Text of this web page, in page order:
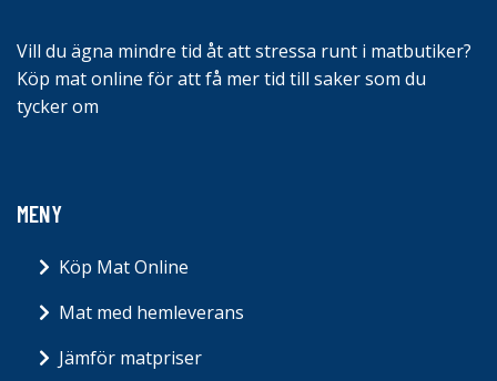
Vill du ägna mindre tid åt att stressa runt i matbutiker?
Köp mat online för att få mer tid till saker som du
tycker om
MENY
Köp Mat Online
Mat med hemleverans
Jämför matpriser